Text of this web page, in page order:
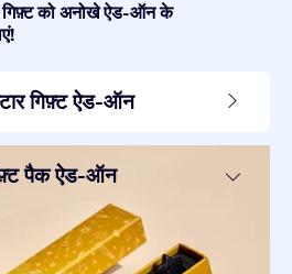
गिफ़्ट को अनोखे ऐड-ऑन के
गिफ़्ट ऐड-ऑन
पैक ऐड-ऑन